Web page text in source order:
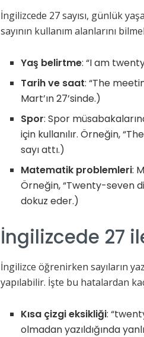
İngilizcede 27 sayısı, günlük
sayının kullanım alanlarını
Yaş belirtme: “I am
Tarih ve saat: “The
Mart’ın 27’sinde.)
Spor: Spor
için kullanılır. Örneğin,
sayı attı.)
Matematik problemleri:
Örneğin, “Twenty-seven
dokuz eder.)
İngilizcede 27
İngilizce öğrenirken sayıların
yapılabilir. İşte bu hatalardan
Kısa çizgi eksikliği:
olmadan yazıldığında